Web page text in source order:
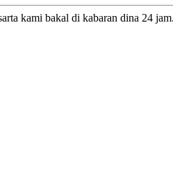
kami bakal di kabaran dina 24 jam.